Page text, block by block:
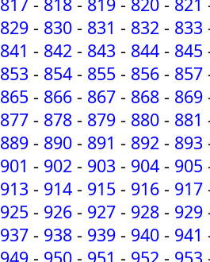
829 - 830 - 831 - 832 - 833
841 - 842 - 843 - 844 - 845
853 - 854 - 855 - 856 - 857
865 - 866 - 867 - 868 - 869
877 - 878 - 879 - 880 - 881
889 - 890 - 891 - 892 - 893
901 - 902 - 903 - 904 - 905
913 - 914 - 915 - 916 - 917
925 - 926 - 927 - 928 - 929
937 - 938 - 939 - 940 - 941